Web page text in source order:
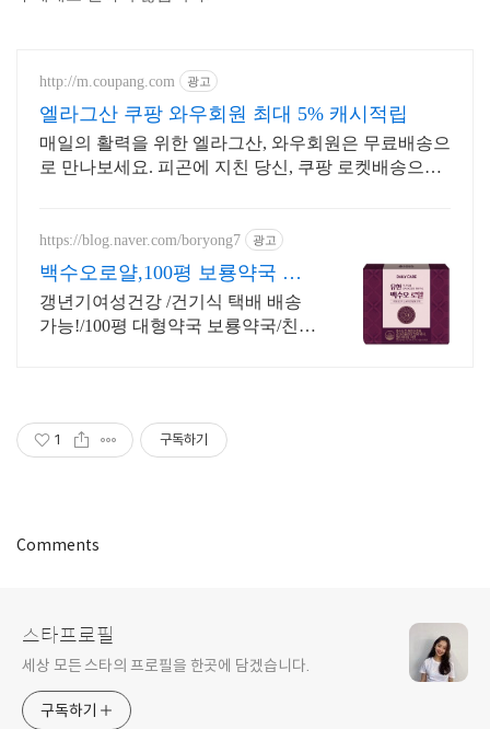
http://m.coupang.com 광고
엘라그산 쿠팡 와우회원 최대 5% 캐시적립
매일의 활력을 위한 엘라그산, 와우회원은 무료배송으
로 만나보세요. 피곤에 지친 당신, 쿠팡 로켓배송으로
https://blog.naver.com/boryong7 광고
백수오로얄,100평 보룡약국 대
형약국/태릉입구,육사 근처
갱년기여성건강 /건기식 택배 배송
가능!/100평 대형약국 보룡약국/친절
1 구독하기
Comments
스타프로필
세상 모든 스타의 프로필을 한곳에 담겠습니다.
구독하기